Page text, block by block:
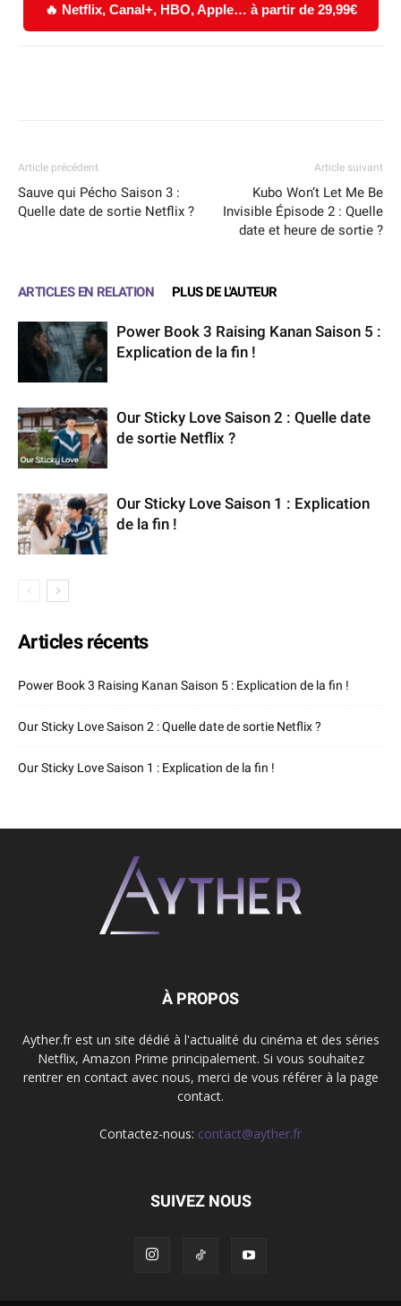
🔥 Netflix, Canal+, HBO, Apple… à partir de 29,99€
Article précédent
Sauve qui Pécho Saison 3 :
Quelle date de sortie Netflix ?
Article suivant
Kubo Won’t Let Me Be
Invisible Épisode 2 : Quelle
date et heure de sortie ?
ARTICLES EN RELATION PLUS DE L'AUTEUR
Power Book 3 Raising Kanan Saison 5 :
Explication de la fin !
Our Sticky Love Saison 2 : Quelle date
de sortie Netflix ?
Our Sticky Love Saison 1 : Explication
de la fin !
Articles récents
Power Book 3 Raising Kanan Saison 5 : Explication de la fin !
Our Sticky Love Saison 2 : Quelle date de sortie Netflix ?
Our Sticky Love Saison 1 : Explication de la fin !
À PROPOS
Ayther.fr est un site dédié à l'actualité du cinéma et des séries
Netflix, Amazon Prime principalement. Si vous souhaitez
rentrer en contact avec nous, merci de vous référer à la page
contact.
Contactez-nous: contact@ayther.fr
SUIVEZ NOUS